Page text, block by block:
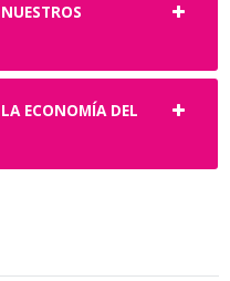
ECONOMÍA DEL